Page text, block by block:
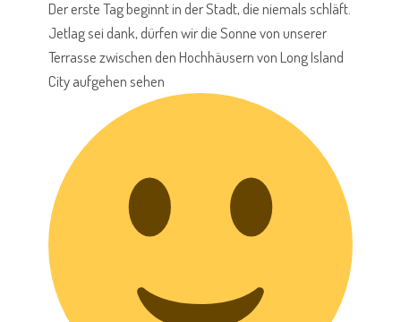
Der erste Tag beginnt in der Stadt, die niemals schläft.
Jetlag sei dank, dürfen wir die Sonne von unserer
Terrasse zwischen den Hochhäusern von Long Island
City aufgehen sehen